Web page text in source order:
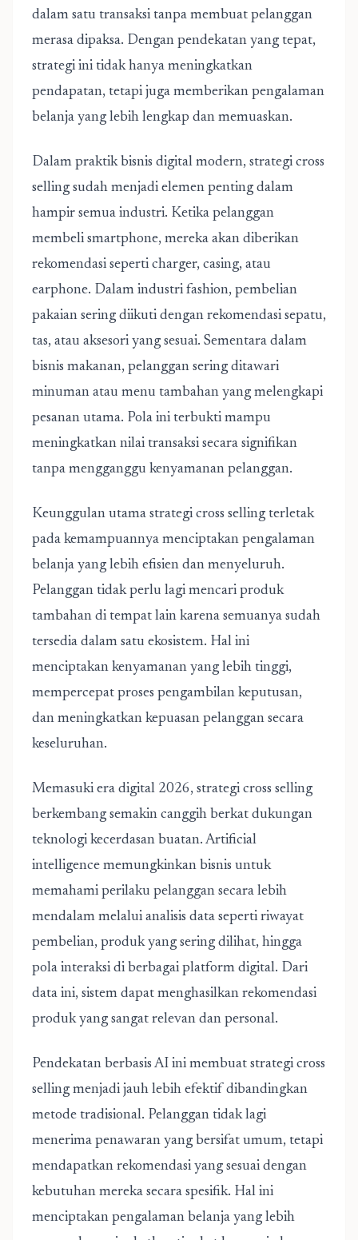
dalam satu transaksi tanpa membuat pelanggan
merasa dipaksa. Dengan pendekatan yang tepat,
strategi ini tidak hanya meningkatkan
pendapatan, tetapi juga memberikan pengalaman
belanja yang lebih lengkap dan memuaskan.
Dalam praktik bisnis digital modern, strategi cross
selling sudah menjadi elemen penting dalam
hampir semua industri. Ketika pelanggan
membeli smartphone, mereka akan diberikan
rekomendasi seperti charger, casing, atau
earphone. Dalam industri fashion, pembelian
pakaian sering diikuti dengan rekomendasi sepatu,
tas, atau aksesori yang sesuai. Sementara dalam
bisnis makanan, pelanggan sering ditawari
minuman atau menu tambahan yang melengkapi
pesanan utama. Pola ini terbukti mampu
meningkatkan nilai transaksi secara signifikan
tanpa mengganggu kenyamanan pelanggan.
Keunggulan utama strategi cross selling terletak
pada kemampuannya menciptakan pengalaman
belanja yang lebih efisien dan menyeluruh.
Pelanggan tidak perlu lagi mencari produk
tambahan di tempat lain karena semuanya sudah
tersedia dalam satu ekosistem. Hal ini
menciptakan kenyamanan yang lebih tinggi,
mempercepat proses pengambilan keputusan,
dan meningkatkan kepuasan pelanggan secara
keseluruhan.
Memasuki era digital 2026, strategi cross selling
berkembang semakin canggih berkat dukungan
teknologi kecerdasan buatan. Artificial
intelligence memungkinkan bisnis untuk
memahami perilaku pelanggan secara lebih
mendalam melalui analisis data seperti riwayat
pembelian, produk yang sering dilihat, hingga
pola interaksi di berbagai platform digital. Dari
data ini, sistem dapat menghasilkan rekomendasi
produk yang sangat relevan dan personal.
Pendekatan berbasis AI ini membuat strategi cross
selling menjadi jauh lebih efektif dibandingkan
metode tradisional. Pelanggan tidak lagi
menerima penawaran yang bersifat umum, tetapi
mendapatkan rekomendasi yang sesuai dengan
kebutuhan mereka secara spesifik. Hal ini
menciptakan pengalaman belanja yang lebih